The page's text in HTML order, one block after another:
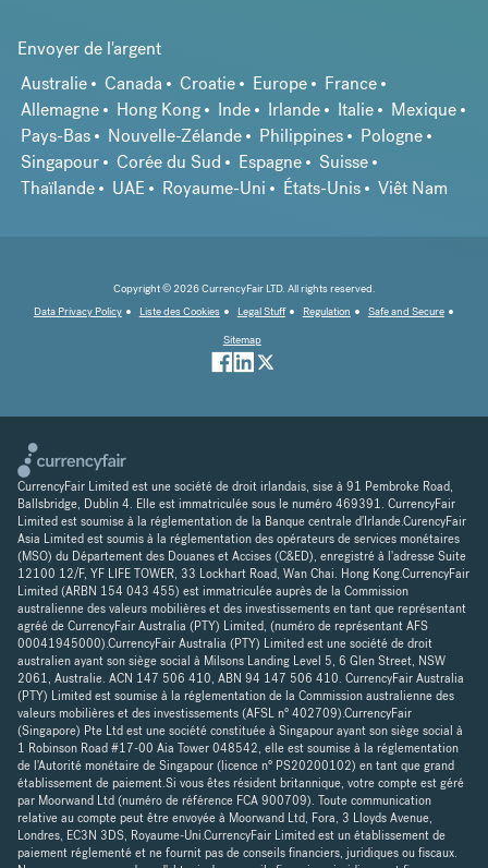
Envoyer de l'argent
Australie
Canada Croatie Europe
France
Allemagne
Hong Kong Inde Irlande Italie
Mexique
Pays-Bas
Nouvelle-Zélande Philippines
Pologne
Singapour
Corée du Sud Espagne
Suisse
Thaïlande
UAE Royaume-Uni États-Unis Viêt Nam
Copyright © 2026 CurrencyFair LTD. All rights reserved.
Data Privacy Policy
Liste des Cookies Legal Stuff Regulation
Safe and Secure
Sitemap
CurrencyFair Limited est une société de droit irlandais, sise à 91 Pembroke Road,
Ballsbridge, Dublin 4. Elle est immatriculée sous le numéro 469391. CurrencyFair
Limited est soumise à la réglementation de la Banque centrale d'Irlande.CurencyFair
Asia Limited est soumis à la réglementation des opérateurs de services monétaires
(MSO) du Département des Douanes et Accises (C&ED), enregistré à l'adresse Suite
12100 12/F, YF LIFE TOWER, 33 Lockhart Road, Wan Chai. Hong Kong.CurrencyFair
Limited (ARBN 154 043 455) est immatriculée auprès de la Commission
australienne des valeurs mobilières et des investissements en tant que représentant
agréé de CurrencyFair Australia (PTY) Limited, (numéro de représentant AFS
00041945000).CurrencyFair Australia (PTY) Limited est une société de droit
australien ayant son siège social à Milsons Landing Level 5, 6 Glen Street, NSW
2061, Australie. ACN 147 506 410, ABN 94 147 506 410. CurrencyFair Australia
(PTY) Limited est soumise à la réglementation de la Commission australienne des
valeurs mobilières et des investissements (AFSL n° 402709).CurrencyFair
(Singapore) Pte Ltd est une société constituée à Singapour ayant son siège social à
1 Robinson Road #17-00 Aia Tower 048542, elle est soumise à la réglementation
de l'Autorité monétaire de Singapour (licence n° PS20200102) en tant que grand
établissement de paiement.Si vous êtes résident britannique, votre compte est géré
par Moorwand Ltd (numéro de référence FCA 900709). Toute communication
relative au compte peut être envoyée à Moorwand Ltd, Fora, 3 Lloyds Avenue,
Londres, EC3N 3DS, Royaume-Uni.CurrencyFair Limited est un établissement de
paiement réglementé et ne fournit pas de conseils financiers, juridiques ou fiscaux.